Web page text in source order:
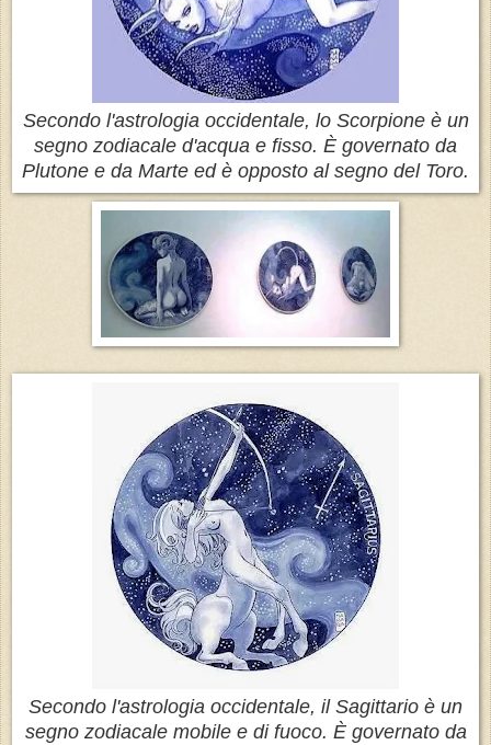
Secondo l'astrologia occidentale, lo Scorpione è un
segno zodiacale d'acqua e fisso. È governato da
Plutone e da Marte ed è opposto al segno del Toro.
Secondo l'astrologia occidentale, il Sagittario è un
segno zodiacale mobile e di fuoco. È governato da